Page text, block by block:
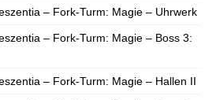
– Fork-Turm: Magie – Uhrwerk
– Fork-Turm: Magie – Boss 3:
– Fork-Turm: Magie – Hallen II